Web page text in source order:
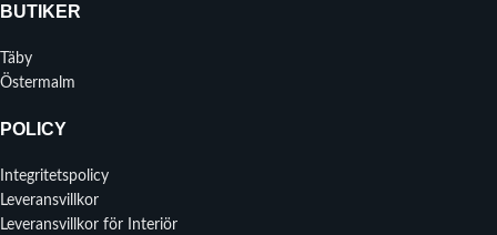
BUTIKER
Täby
Östermalm
POLICY
Integritetspolicy
Leveransvillkor
Leveransvillkor för Interiör